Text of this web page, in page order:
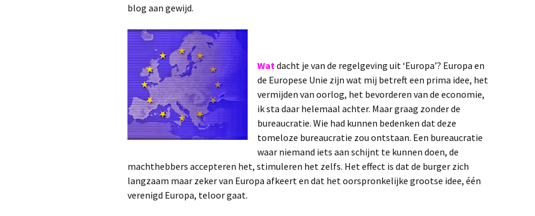
blog aan gewijd.
Watdacht je van de regelgeving uit ‘Europa’? Europa en
de Europese Unie zijn wat mij betreft een prima idee, het
vermijden van oorlog, het bevorderen van de economie,
ik sta daar helemaal achter. Maar graag zonder de
bureaucratie. Wie had kunnen bedenken dat deze
tomeloze bureaucratie zou ontstaan. Een bureaucratie
waar niemand iets aan schijnt te kunnen doen, de
machthebbers accepteren het, stimuleren het zelfs. Het effect is dat de burger zich
langzaam maar zeker van Europa afkeert en dat het oorspronkelijke grootse idee, één
verenigd Europa, teloor gaat.